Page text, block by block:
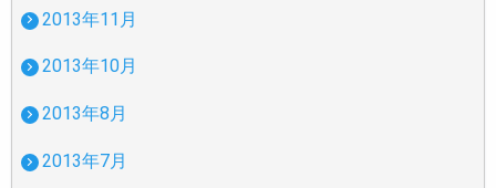
2013年11月
2013年10月
2013年8月
2013年7月